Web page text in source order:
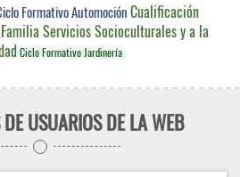
Formativo AutomociónCualificación
Servicios Socioculturales y a la
Ciclo Formativo Jardinería
USUARIOS DE LA WEB